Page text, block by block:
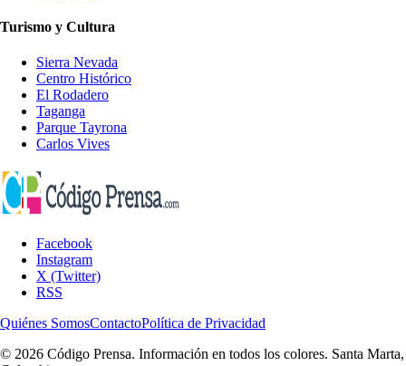
Turismo y Cultura
Sierra Nevada
Centro Histórico
El Rodadero
Taganga
Parque Tayrona
Carlos Vives
Facebook
Instagram
X (Twitter)
RSS
Quiénes SomosContactoPolítica de Privacidad
© 2026 Código Prensa. Información en todos los colores. Santa Marta,